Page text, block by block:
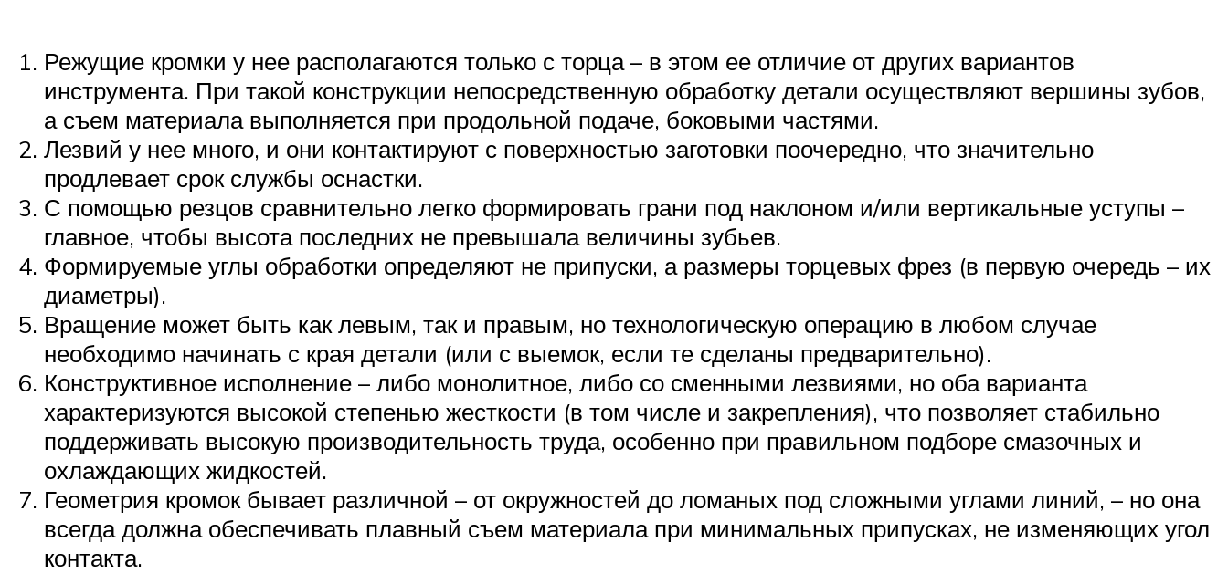
Режущие кромки у нее располагаются только с торца – в этом ее отличие от других вариантов
инструмента. При такой конструкции непосредственную обработку детали осуществляют вершины зубов,
а съем материала выполняется при продольной подаче, боковыми частями.
Лезвий у нее много, и они контактируют с поверхностью заготовки поочередно, что значительно
продлевает срок службы оснастки.
С помощью резцов сравнительно легко формировать грани под наклоном и/или вертикальные уступы –
главное, чтобы высота последних не превышала величины зубьев.
Формируемые углы обработки определяют не припуски, а размеры торцевых фрез (в первую очередь – их
диаметры).
Вращение может быть как левым, так и правым, но технологическую операцию в любом случае
необходимо начинать с края детали (или с выемок, если те сделаны предварительно).
Конструктивное исполнение – либо монолитное, либо со сменными лезвиями, но оба варианта
характеризуются высокой степенью жесткости (в том числе и закрепления), что позволяет стабильно
поддерживать высокую производительность труда, особенно при правильном подборе смазочных и
охлаждающих жидкостей.
Геометрия кромок бывает различной – от окружностей до ломаных под сложными углами линий, – но она
всегда должна обеспечивать плавный съем материала при минимальных припусках, не изменяющих угол
контакта.